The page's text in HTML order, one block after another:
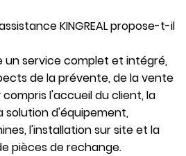
KINGREAL propose-t-il
un service complet et intégré,
de la prévente, de la vente
l'accueil du client, la
solution d'équipement,
l'installation sur site et la
pièces de rechange.